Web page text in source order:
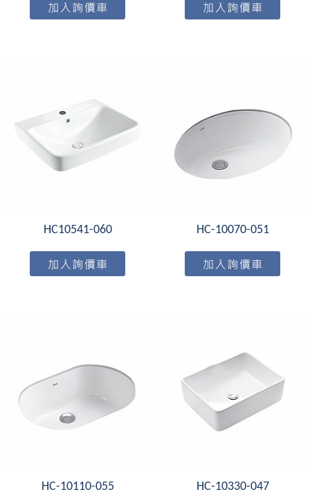
HC10541-060 HC-10070-051
HC-10110-055 HC-10330-047